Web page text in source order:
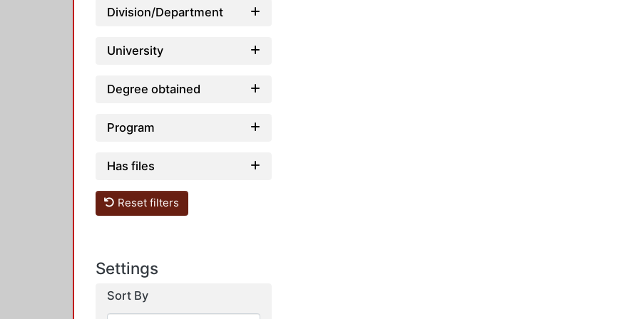
Division/Department
University
Degree obtained
Program
Has files
Reset filters
Settings
Sort By